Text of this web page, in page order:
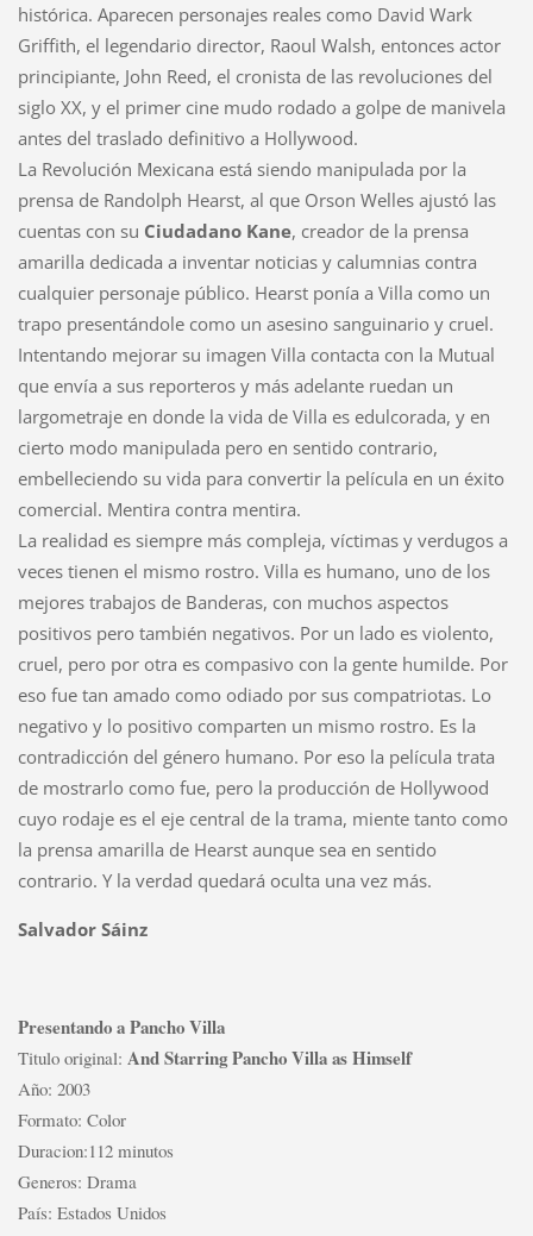
histórica. Aparecen personajes reales como David Wark
Griffith, el legendario director, Raoul Walsh, entonces actor
principiante, John Reed, el cronista de las revoluciones del
siglo XX, y el primer cine mudo rodado a golpe de manivela
antes del traslado definitivo a Hollywood.
La Revolución Mexicana está siendo manipulada por la
prensa de Randolph Hearst, al que Orson Welles ajustó las
cuentas con su Ciudadano Kane, creador de la prensa
amarilla dedicada a inventar noticias y calumnias contra
cualquier personaje público. Hearst ponía a Villa como un
trapo presentándole como un asesino sanguinario y cruel.
Intentando mejorar su imagen Villa contacta con la Mutual
que envía a sus reporteros y más adelante ruedan un
largometraje en donde la vida de Villa es edulcorada, y en
cierto modo manipulada pero en sentido contrario,
embelleciendo su vida para convertir la película en un éxito
comercial. Mentira contra mentira.
La realidad es siempre más compleja, víctimas y verdugos a
veces tienen el mismo rostro. Villa es humano, uno de los
mejores trabajos de Banderas, con muchos aspectos
positivos pero también negativos. Por un lado es violento,
cruel, pero por otra es compasivo con la gente humilde. Por
eso fue tan amado como odiado por sus compatriotas. Lo
negativo y lo positivo comparten un mismo rostro. Es la
contradicción del género humano. Por eso la película trata
de mostrarlo como fue, pero la producción de Hollywood
cuyo rodaje es el eje central de la trama, miente tanto como
la prensa amarilla de Hearst aunque sea en sentido
contrario. Y la verdad quedará oculta una vez más.
Salvador Sáinz
Presentando a Pancho Villa
Titulo original: And Starring Pancho Villa as Himself
Año: 2003
Formato: Color
Duracion:112 minutos
Generos: Drama
País: Estados Unidos